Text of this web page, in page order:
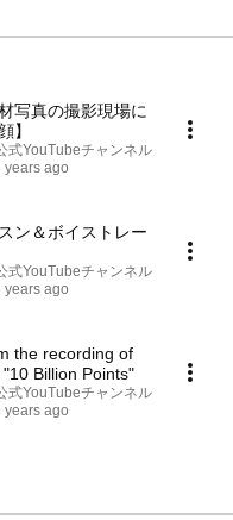
写真の撮影現場に
】
YouTubeチャンネル
years ago
ン＆ボイストレー
YouTubeチャンネル
years ago
the recording of
Billion Points"
YouTubeチャンネル
years ago